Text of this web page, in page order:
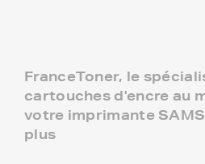
FranceToner, le
cartouches d'encre au
votre imprimante
plus